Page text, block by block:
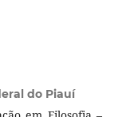
do Piauí